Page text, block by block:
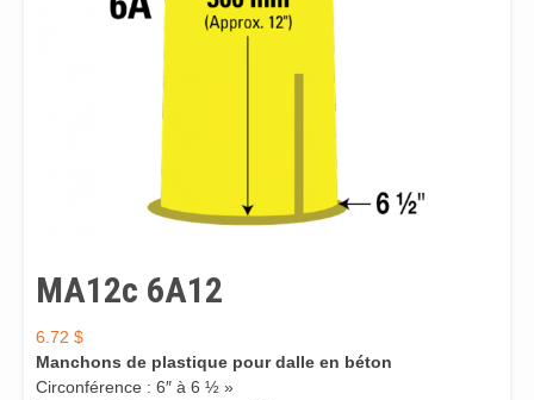
MA12c 6A12
6.72 $
Manchons de plastique pour dalle en béton
Circonférence : 6″ à 6 ½ »